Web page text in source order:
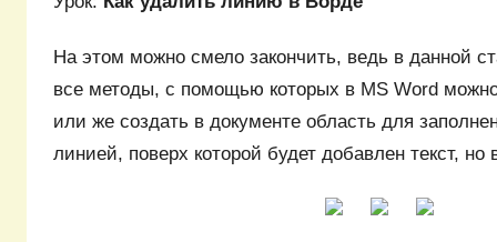
На этом можно смело закончить, ведь в данной
все методы, с помощью которых в MS Word
или же создать в документе область для
линией, поверх которой будет добавлен текст,